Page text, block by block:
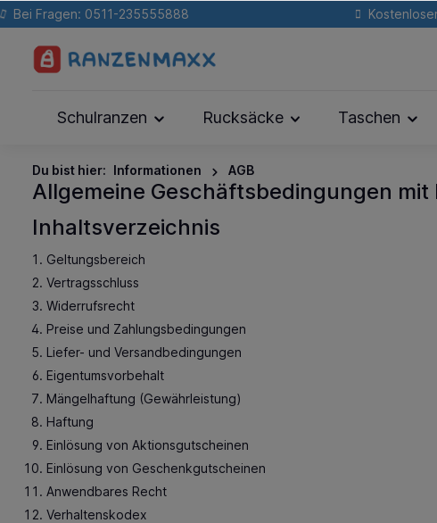
Bei Fragen: 0511-235555888
Schulranzen Rucksäcke Taschen
Du bist hier: Informationen AGB
Allgemeine Geschäftsbedingungen
Inhaltsverzeichnis
Geltungsbereich
Vertragsschluss
Widerrufsrecht
Preise und Zahlungsbedingungen
Liefer- und Versandbedingungen
Eigentumsvorbehalt
Mängelhaftung (Gewährleistung)
Haftung
Einlösung von Aktionsgutscheinen
Einlösung von Geschenkgutscheinen
Anwendbares Recht
Verhaltenskodex